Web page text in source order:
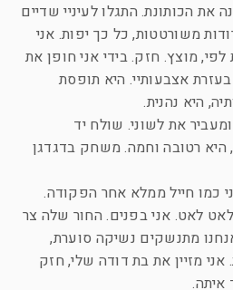
את הכותונת. התגלו לעיניי שדיים
משורטטות, כל כך יפות. אני
מוצץ. חזק. בידי אני חופן את
אצבעותיי. היא תופסת
היא נהנית.
את לשוני. שולח יד
רטובה וחמה. משחק בדגדגן
כמו חייל ממלא אחר הפקודה.
לאט. אני בפנים. החור שלה צר
מתנשקים נשיקה סוערת,
מזיין את בת דודה שלי, חזק
איתה.